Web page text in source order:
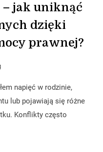
– jak uniknąć
dzięki
prawnej?
napięć w rodzinie,
lub pojawiają się różne
Konflikty często